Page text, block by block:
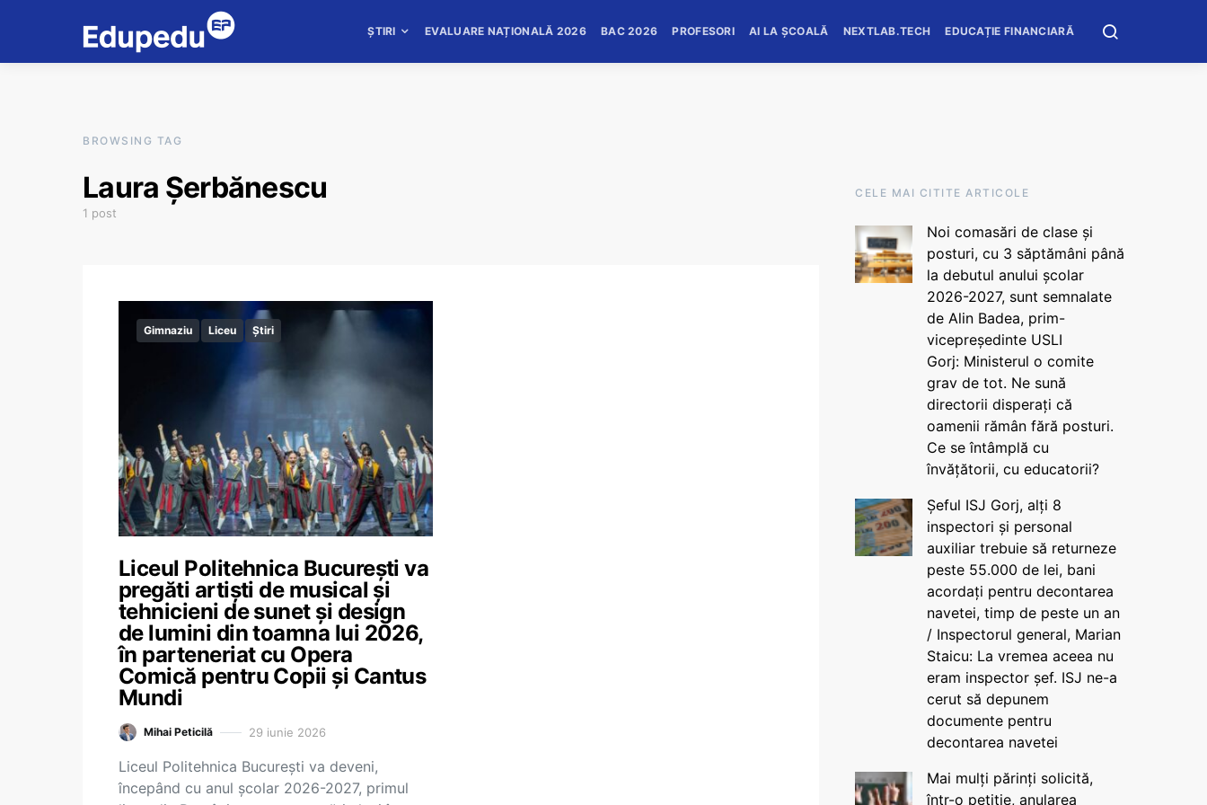
ȘTIRI EVALUARE NAȚIONALĂ 2026 BAC 2026 PROFESORI AI LA ȘCOALĂ NEXTLAB.TECH EDUCAȚIE FINANCIARĂ
BROWSING TAG
Laura Șerbănescu
1 post
Gimnaziu Liceu Știri
Liceul Politehnica București va
pregăti artiști de musical și
tehnicieni de sunet și design
de lumini din toamna lui 2026,
în parteneriat cu Opera
Comică pentru Copii și Cantus
Mundi
Mihai Peticilă 29 iunie 2026
Liceul Politehnica București va deveni,
începând cu anul școlar 2026-2027, primul
CELE MAI CITITE ARTICOLE
Noi comasări de clase și
posturi, cu 3 săptămâni până
la debutul anului școlar
2026-2027, sunt semnalate
de Alin Badea, prim-
vicepreședinte USLI
Gorj: Ministerul o comite
grav de tot. Ne sună
directorii disperați că
oamenii rămân fără posturi.
Ce se întâmplă cu
învățătorii, cu educatorii?
Șeful ISJ Gorj, alți 8
inspectori și personal
auxiliar trebuie să returneze
peste 55.000 de lei, bani
acordați pentru decontarea
navetei, timp de peste un an
/ Inspectorul general, Marian
Staicu: La vremea aceea nu
eram inspector șef. ISJ ne-a
cerut să depunem
documente pentru
decontarea navetei
Mai mulți părinți solicită,
într-o petiție, anularea